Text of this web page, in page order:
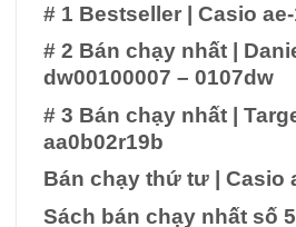
# 1 Bestseller | Casio
# 2 Bán chạy nhất
dw00100007 – 0107dw
# 3 Bán chạy nhất |
aa0b02r19b
Bán chạy thứ tư
Casio
Sách bán chạy nhất số 5